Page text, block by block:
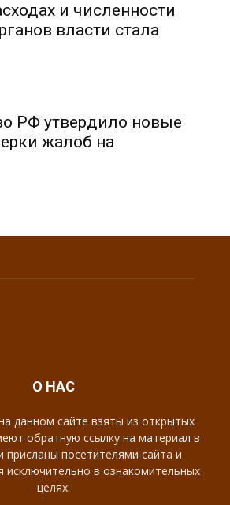
и численности
власти стала
РФ утвердило новые
жалоб на
О НАС
данном сайте взяты из открытых
обратную ссылку на материал в
присланы посетителями сайта и
исключительно в ознакомительных
целях.